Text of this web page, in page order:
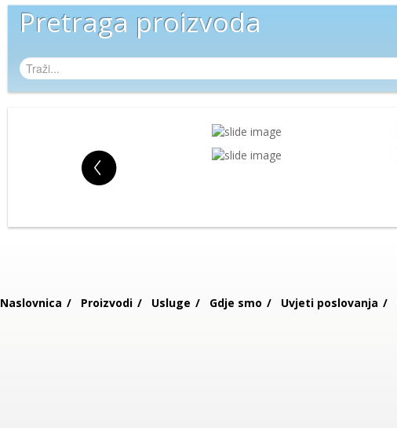
Pretraga proizvoda
Naslovnica Proizvodi Usluge Gdje smo Uvjeti poslovanja